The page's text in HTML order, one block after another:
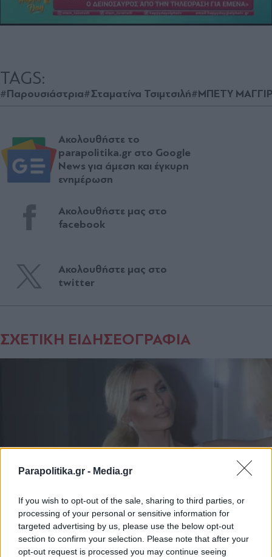
Parapolitika.gr - Media.gr
If you wish to opt-out of the sale, sharing to third parties, or
processing of your personal or sensitive information for
targeted advertising by us, please use the below opt-out
section to confirm your selection. Please note that after your
opt-out request is processed you may continue seeing
TAGS:
#Παρουσιάστρια#Σταματίνα Τσιμτσιλή#ΜΠΕΤΥ
Ακολουθήστε το
parapolitika.gr στο Google
News για άμεση και έγκυρη
ενημέρωση
Ακολουθήστε μας στο
facebook
Ακολουθήστε μας στο
twitter
ΣΧΕΤΙΚΗ ΕΙΔΗΣΕΟΓΡΑΦΙΑ
LIFESTYLE
24.02.2024 12:28
PARAPOLITIKA NEWSROOM